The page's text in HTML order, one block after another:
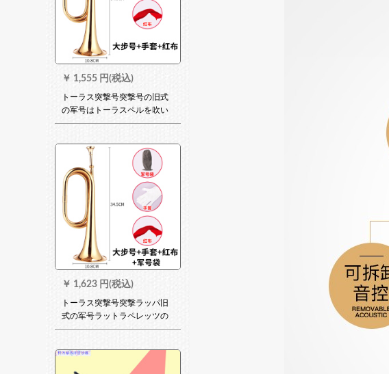
￥ 1,555 円(税込)
トーラス突撃号突撃号の旧式
の军号はトーラスペルを吹い
ています。赤色军の道具ラッ
股号は315グラムラムです。
音質がよくて、ハンドバック
+赤い布です。
￥ 1,623 円(税込)
トーラス突撃号突撃ラッパ旧
式の军号ラットラペレッツの
红军道具ラッパの大铜の大股
用）、音质がよくて+手袋+赤